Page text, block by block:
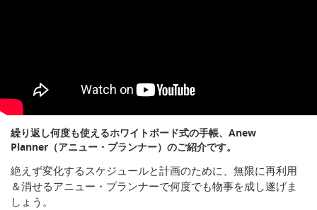
繰り返し何度も使えるホワイトボード式の手帳、Anew
Planner（アニュー・プランナー）のご紹介です。
絶えず変化するスケジュールと計画のために、無限に再利用
＆消せるアニュー・プランナーで何度でも物事を成し遂げま
しょう。